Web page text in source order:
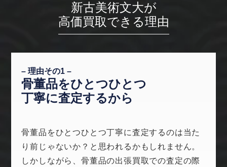
新古美術文大が
高価買取できる理由
– 理由その1 –
骨董品をひとつひとつ
丁寧に査定するから
骨董品をひとつひとつ丁寧に査定するのは当た
り前じゃないか？と思われるかもしれません。
しかしながら、骨董品の出張買取での査定の際